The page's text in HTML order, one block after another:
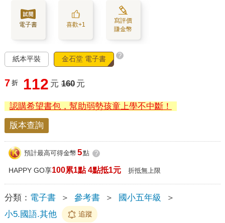
電子書 喜歡+1
寫評價
賺金幣
紙本平裝 金石堂 電子書 ?
7 折 112 元 160 元
認購希望書包，幫助弱勢孩童上學不中斷！
版本查詢
預計最高可得金幣 5點 ?
HAPPY GO享100累1點 4點抵1元 折抵無上限
分類： 電子書 ＞ 參考書 ＞ 國小五年級
＞
小5.國語.其他
追蹤